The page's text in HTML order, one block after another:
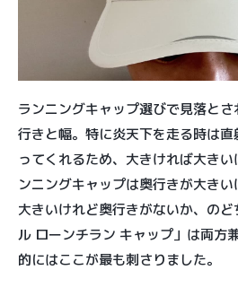
ランニングキャップ選びで見落と
行きと幅。特に炎天下を走る時は
ってくれるため、大きければ大き
ンニングキャップは奥行きが大き
大きいけれど奥行きがないか、の
ル ローンチラン キャップ」は両方
的にはここが最も刺さりました。